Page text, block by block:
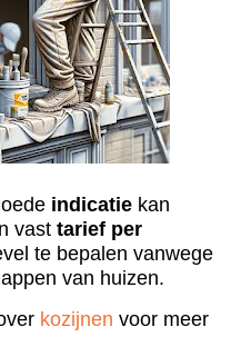
indicatie kan
vast tarief per
te bepalen vanwege
van huizen.
kozijnen voor meer